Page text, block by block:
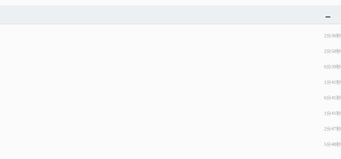
2分36秒
2分58秒
6分39秒
1分41秒
6分41秒
1分41秒
2分47秒
5分48秒